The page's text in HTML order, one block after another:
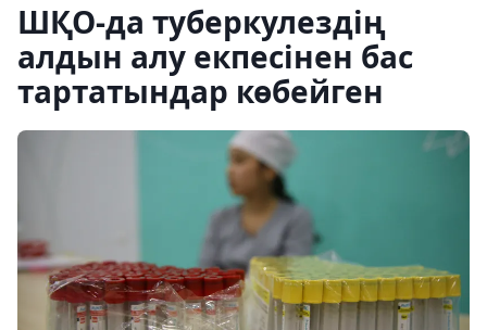
ШҚО-да туберкулездің
алдын алу екпесінен бас
тартатындар көбейген